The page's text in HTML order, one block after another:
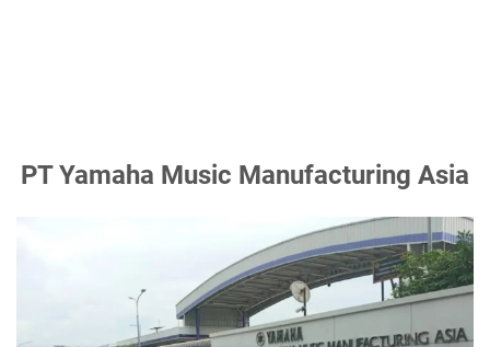
PT Yamaha Music Manufacturing Asia